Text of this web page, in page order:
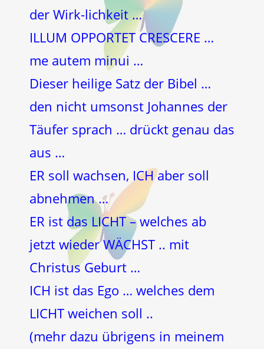
der Wirk-lichkeit …
ILLUM OPPORTET CRESCERE …
me autem minui …
Dieser heilige Satz der Bibel …
den nicht umsonst Johannes der
Täufer sprach … drückt genau das
aus …
ER soll wachsen, ICH aber soll
abnehmen …
ER ist das LICHT – welches ab
jetzt wieder WÄCHST .. mit
Christus Geburt …
ICH ist das Ego … welches dem
LICHT weichen soll ..
(mehr dazu übrigens in meinem